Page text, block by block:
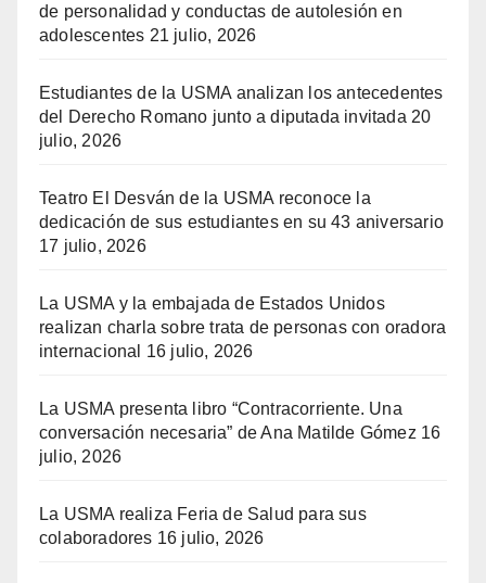
de personalidad y conductas de autolesión en
adolescentes 21 julio, 2026
Estudiantes de la USMA analizan los antecedentes
del Derecho Romano junto a diputada invitada 20
julio, 2026
Teatro El Desván de la USMA reconoce la
dedicación de sus estudiantes en su 43 aniversario
17 julio, 2026
La USMA y la embajada de Estados Unidos
realizan charla sobre trata de personas con oradora
internacional
16 julio, 2026
La USMA presenta libro “Contracorriente. Una
conversación necesaria” de Ana Matilde Gómez 16
julio, 2026
La USMA realiza Feria de Salud para sus
colaboradores 16 julio, 2026